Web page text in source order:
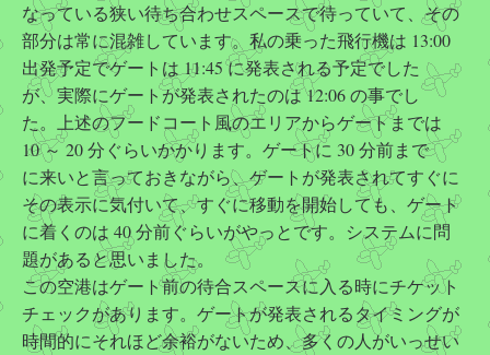
なっている狭い待ち合わせスペースで待っていて、その
部分は常に混雑しています。私の乗った飛行機は 13:00
出発予定でゲートは 11:45 に発表される予定でした
が、実際にゲートが発表されたのは 12:06 の事でし
た。上述のフードコート風のエリアからゲートまでは
10 ～ 20 分ぐらいかかります。ゲートに 30 分前まで
に来いと言っておきながら、ゲートが発表されてすぐに
その表示に気付いて、すぐに移動を開始しても、ゲート
に着くのは 40 分前ぐらいがやっとです。システムに問
題があると思いました。
この空港はゲート前の待合スペースに入る時にチケット
チェックがあります。ゲートが発表されるタイミングが
時間的にそれほど余裕がないため、多くの人がいっせい